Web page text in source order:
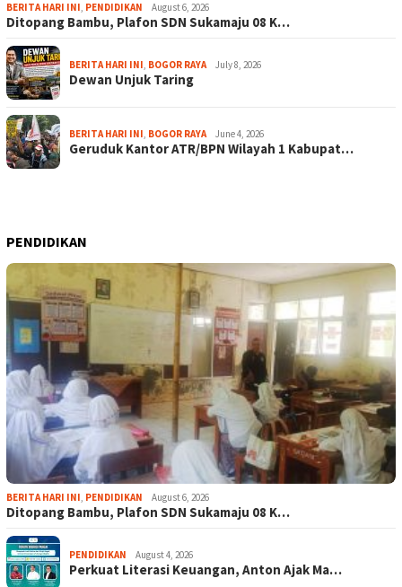
BERITA HARI INI, PENDIDIKAN August 6, 2026
Ditopang Bambu, Plafon SDN Sukamaju 08 K…
BERITA HARI INI, BOGOR RAYA July 8, 2026
Dewan Unjuk Taring
BERITA HARI INI, BOGOR RAYA June 4, 2026
Geruduk Kantor ATR/BPN Wilayah 1 Kabupat…
PENDIDIKAN
BERITA HARI INI, PENDIDIKAN August 6, 2026
Ditopang Bambu, Plafon SDN Sukamaju 08 K…
PENDIDIKAN August 4, 2026
Perkuat Literasi Keuangan, Anton Ajak Ma…